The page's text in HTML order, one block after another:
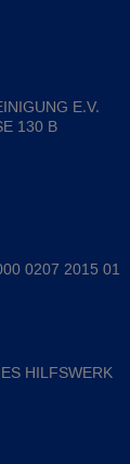
E.V.
130 B
0207 2015 01
HILFSWERK